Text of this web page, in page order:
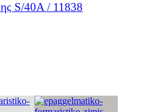
S/40A / 11838